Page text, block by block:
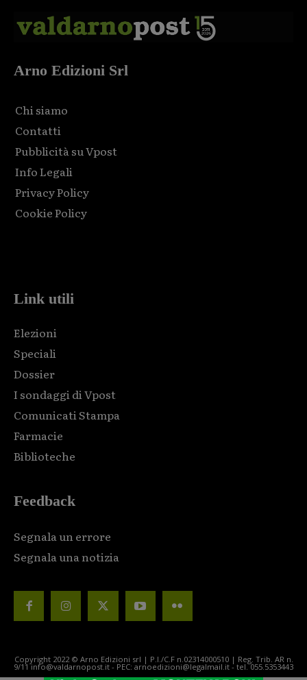
Arno Edizioni Srl
Chi siamo
Contatti
Pubblicità su Vpost
Info Legali
Privacy Policy
Cookie Policy
Link utili
Elezioni
Speciali
Dossier
I sondaggi di Vpost
Comunicati Stampa
Farmacie
Biblioteche
Feedback
Segnala un errore
Segnala una notizia
Copyright 2022 © Arno Edizioni srl | P.I./C.F n.02314000510 | Reg. Trib. AR n.
9/11 info@valdarnopost.it - PEC: arnoedizioni@legalmail.it - tel. 055.5353443